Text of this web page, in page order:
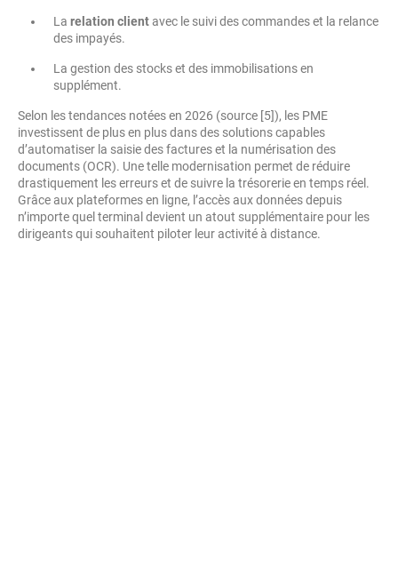
La relation clientavec le suivi des commandes et la relance
des impayés.
La gestion des stocks et des immobilisations en
supplément.
Selon les tendances notées en 2026 (source [5]), les PME
investissent de plus en plus dans des solutions capables
d’automatiser la saisie des factures et la numérisation des
documents (OCR). Une telle modernisation permet de réduire
drastiquement les erreurs et de suivre la trésorerie en temps réel.
Grâce aux plateformes en ligne, l’accès aux données depuis
n’importe quel terminal devient un atout supplémentaire pour les
dirigeants qui souhaitent piloter leur activité à distance.